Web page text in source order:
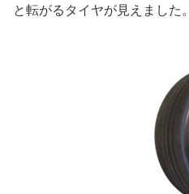
と転がるタイヤが見えました。